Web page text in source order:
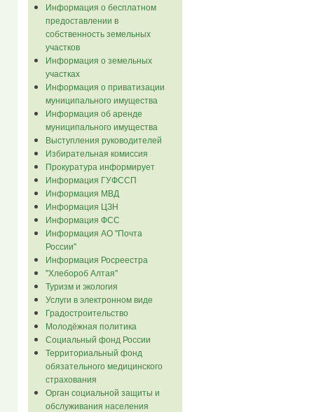
Информация о бесплатном
предоставлении в
собственность земельных
участков
Информация о земельных
участках
Информация о приватизации
муниципального имущества
Информация об аренде
муниципального имущества
Выступления руководителей
Избирательная комиссия
Прокуратура информирует
Информация ГУФССП
Информация МВД
Информация ЦЗН
Информация ФСС
Информация АО "Почта
России"
Информация Росреестра
"Хлебороб Алтая"
Туризм и экология
Услуги в электронном виде
Градостроительство
Молодёжная политика
Социальный фонд России
Территориальный фонд
обязательного медицинского
страхования
Орган социальной защиты и
обслуживания населения